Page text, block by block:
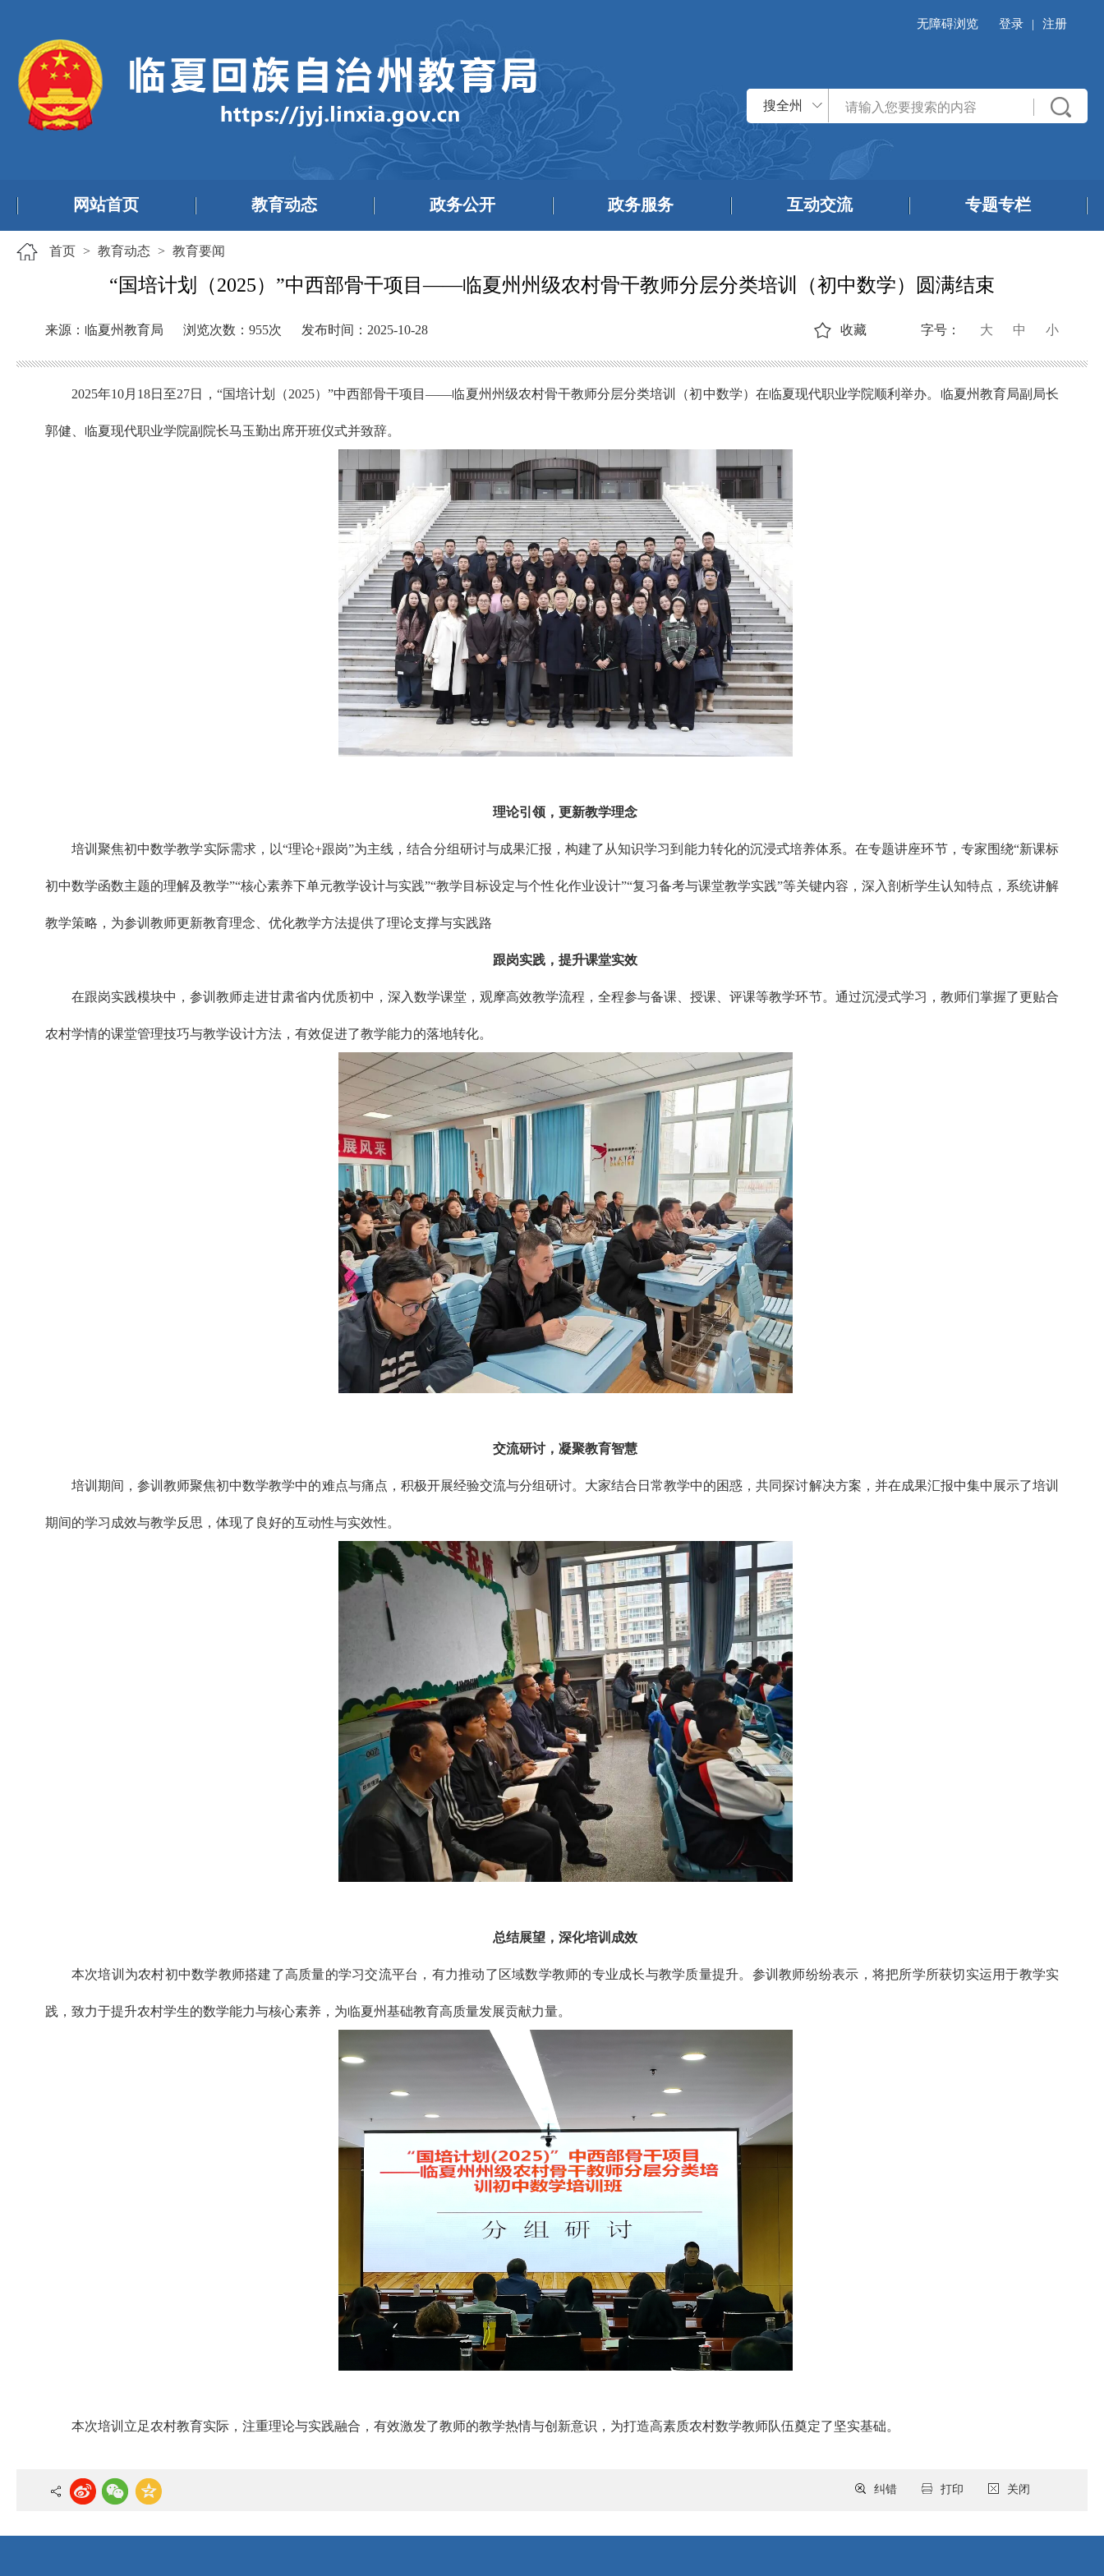
无障碍浏览 登录 | 注册
搜全州
网站首页 教育动态 政务公开 政务服务 互动交流 专题专栏
首页 > 教育动态 > 教育要闻
“国培计划（2025）”中西部骨干项目——临夏州州级农村骨干教师分层分类培训（初中数学）圆满结束
来源：临夏州教育局 浏览次数： 955次 发布时间：2025-10-28 字号： 大 中 小
收藏
2025年10月18日至27日，“国培计划（2025）”中西部骨干项目——临夏州州级农村骨干教师分层分类培训（初中数学）在临夏现代职业学院顺利举办。临夏州教育局副局长
郭健、临夏现代职业学院副院长马玉勤出席开班仪式并致辞。
理论引领，更新教学理念
培训聚焦初中数学教学实际需求，以“理论+跟岗”为主线，结合分组研讨与成果汇报，构建了从知识学习到能力转化的沉浸式培养体系。在专题讲座环节，专家围绕“新课标
初中数学函数主题的理解及教学”“核心素养下单元教学设计与实践”“教学目标设定与个性化作业设计”“复习备考与课堂教学实践”等关键内容，深入剖析学生认知特点，系统讲解
教学策略，为参训教师更新教育理念、优化教学方法提供了理论支撑与实践路
跟岗实践，提升课堂实效
在跟岗实践模块中，参训教师走进甘肃省内优质初中，深入数学课堂，观摩高效教学流程，全程参与备课、授课、评课等教学环节。通过沉浸式学习，教师们掌握了更贴合
农村学情的课堂管理技巧与教学设计方法，有效促进了教学能力的落地转化。
交流研讨，凝聚教育智慧
培训期间，参训教师聚焦初中数学教学中的难点与痛点，积极开展经验交流与分组研讨。大家结合日常教学中的困惑，共同探讨解决方案，并在成果汇报中集中展示了培训
期间的学习成效与教学反思，体现了良好的互动性与实效性。
总结展望，深化培训成效
本次培训为农村初中数学教师搭建了高质量的学习交流平台，有力推动了区域数学教师的专业成长与教学质量提升。参训教师纷纷表示，将把所学所获切实运用于教学实
践，致力于提升农村学生的数学能力与核心素养，为临夏州基础教育高质量发展贡献力量。
本次培训立足农村教育实际，注重理论与实践融合，有效激发了教师的教学热情与创新意识，为打造高素质农村数学教师队伍奠定了坚实基础。
关闭
打印
纠错